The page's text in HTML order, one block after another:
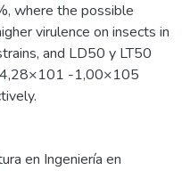
where the possible
virulence on insects in
and LD50 y LT50
-1,00×105
en Ingeniería en